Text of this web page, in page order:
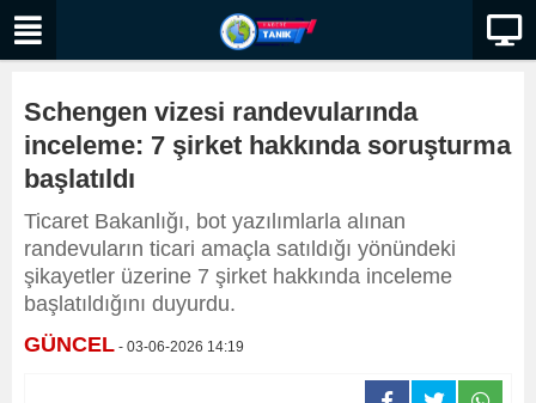
Schengen vizesi randevularında
inceleme: 7 şirket hakkında soruşturma
başlatıldı
Ticaret Bakanlığı, bot yazılımlarla alınan
randevuların ticari amaçla satıldığı yönündeki
şikayetler üzerine 7 şirket hakkında inceleme
başlatıldığını duyurdu.
GÜNCEL - 03-06-2026 14:19